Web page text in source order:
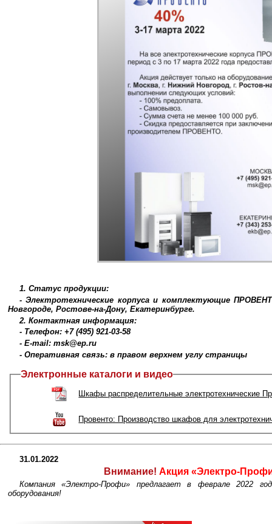
1. Статус продукции:
- Электротехнические корпуса и комплектующие
Новгороде, Ростове-на-Дону, Екатеринбурге.
2. Контактная информация:
- Телефон: +7 (495) 921-03-58
- E-mail: msk@ep.ru
- Оперативная связь: в правом верхнем углу страницы
Электронные каталоги и видео
Шкафы распределительные электротехнические
Провенто: Производство шкафов для
31.01.2022
Внимание! Акция «Электро-
Компания «Электро-Профи» предлагает в феврале 2022
оборудования!